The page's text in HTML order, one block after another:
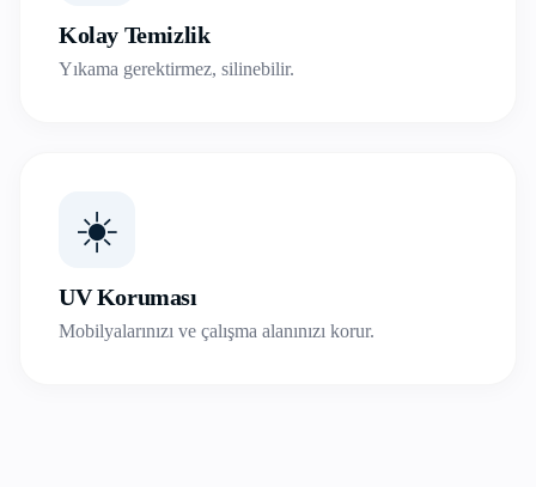
Kolay Temizlik
Yıkama gerektirmez, silinebilir.
☀️
UV Koruması
Mobilyalarınızı ve çalışma alanınızı korur.